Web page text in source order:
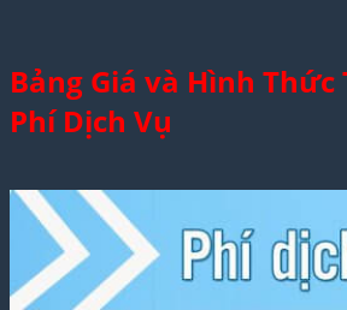
Bảng Giá và Hình Thức
Phí Dịch Vụ